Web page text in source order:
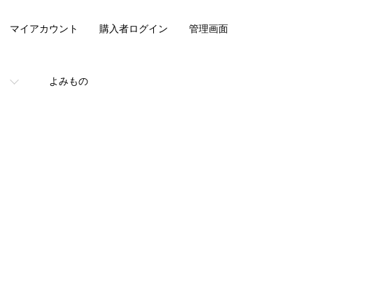
よみもの
マイアカウント 購入者ログイン 管理画面